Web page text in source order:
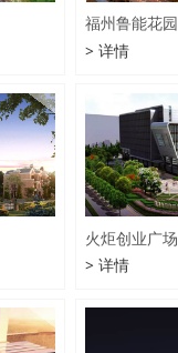
福州鲁能花园
> 详情
火炬创业广场
> 详情